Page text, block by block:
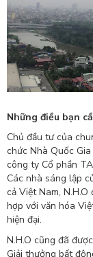
Những điều bạn
Chủ đầu tư của
chức Nhà Quốc
công ty Cổ phần
Các nhà sáng lập
cả Việt Nam,
hợp với văn hóa
hiện đại.
N.H.O cũng đã
Giải thưởng bất